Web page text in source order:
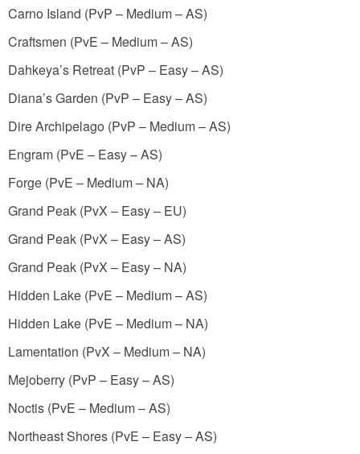
Carno Island (PvP – Medium – AS)
Craftsmen (PvE – Medium – AS)
Dahkeya’s Retreat (PvP – Easy – AS)
Diana’s Garden (PvP – Easy – AS)
Dire Archipelago (PvP – Medium – AS)
Engram (PvE – Easy – AS)
Forge (PvE – Medium – NA)
Grand Peak (PvX – Easy – EU)
Grand Peak (PvX – Easy – AS)
Grand Peak (PvX – Easy – NA)
Hidden Lake (PvE – Medium – AS)
Hidden Lake (PvE – Medium – NA)
Lamentation (PvX – Medium – NA)
Mejoberry (PvP – Easy – AS)
Noctis (PvE – Medium – AS)
Northeast Shores (PvE – Easy – AS)